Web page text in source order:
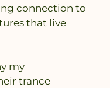
connection to
that live
my
trance